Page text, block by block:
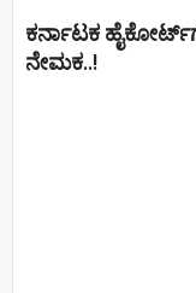
ಕರ್ನಾಟಕ
ನೇಮಕ..!